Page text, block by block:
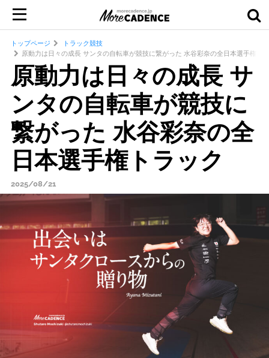
トップページ
トラック競技
原動力は日々の成長 サンタの自転車が競技に繋がった 水谷彩奈の全日本選手権ト
原動力は日々の成長 サ
ンタの自転車が競技に
繋がった 水谷彩奈の全
日本選手権トラック
2025/08/21